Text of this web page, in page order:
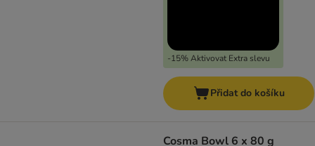
-15% Aktivovat Extra slevu
Přidat do košíku
Cosma Bowl 6 x 80 g